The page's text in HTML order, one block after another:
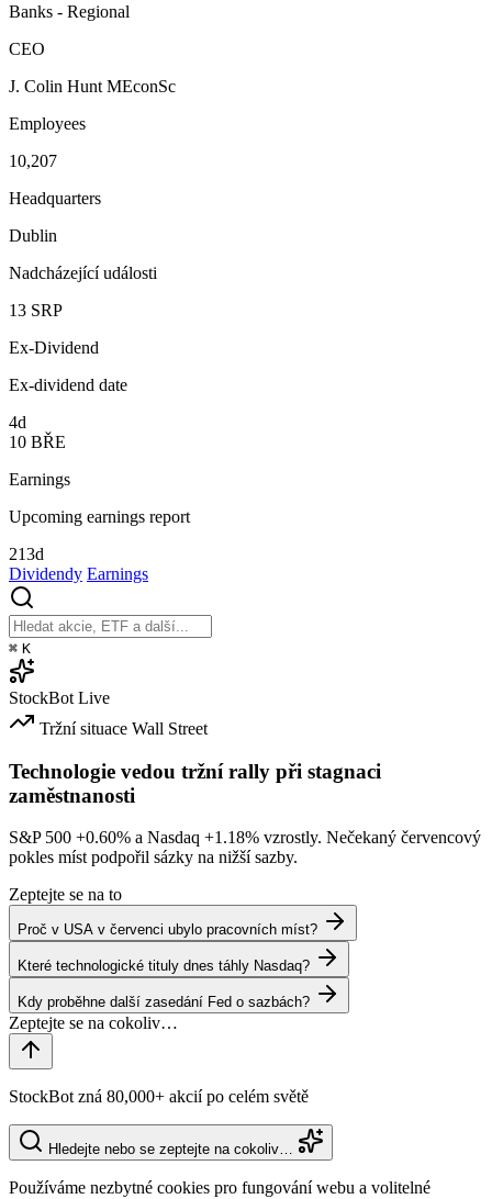
Banks - Regional
CEO
J. Colin Hunt MEconSc
Employees
10,207
Headquarters
Dublin
Nadcházející události
13 SRP
Ex-Dividend
Ex-dividend date
4d
10 BŘE
Earnings
Upcoming earnings report
213d
Dividendy Earnings
⌘ K
StockBot Live
Tržní situace Wall Street
Technologie vedou tržní rally při stagnaci
zaměstnanosti
S&P 500 +0.60% a Nasdaq +1.18% vzrostly. Nečekaný červencový
pokles míst podpořil sázky na nižší sazby.
Zeptejte se na to
Proč v USA v červenci ubylo pracovních míst?
Které technologické tituly dnes táhly Nasdaq?
Kdy proběhne další zasedání Fed o sazbách?
StockBot zná 80,000+ akcií po celém světě
Hledejte nebo se zeptejte na cokoliv…
Používáme nezbytné cookies pro fungování webu a volitelné